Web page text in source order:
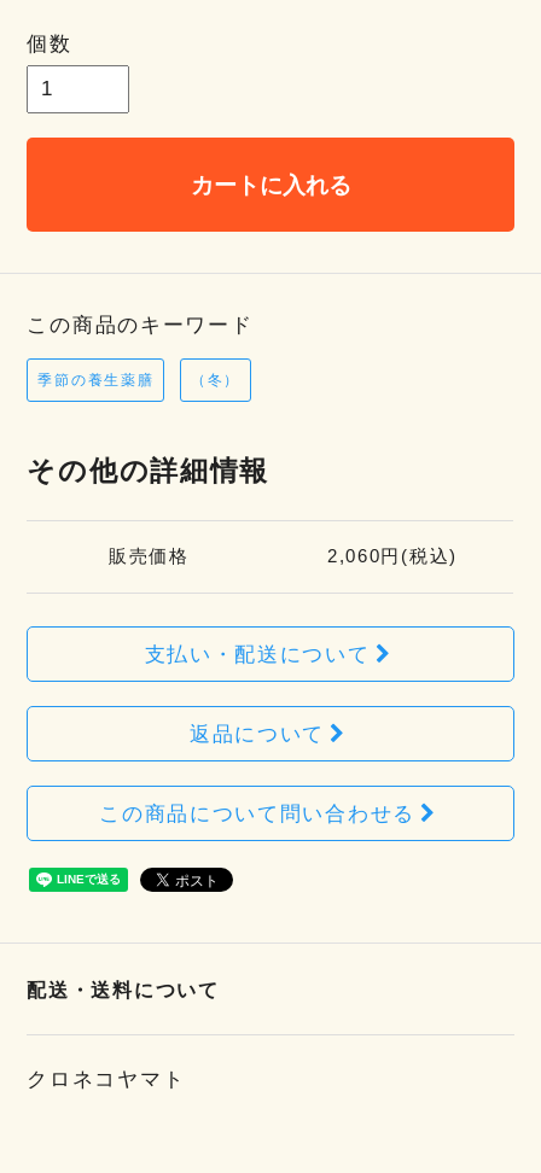
個数
カートに入れる
この商品のキーワード
季節の養生薬膳 （冬）
その他の詳細情報
販売価格 2,060円(税込)
支払い・配送について
返品について
この商品について問い合わせる
配送・送料について
クロネコヤマト